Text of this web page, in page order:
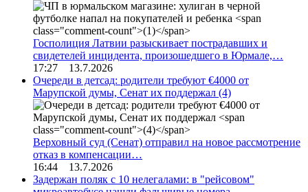
Госполиция Латвии разыскивает пострадавших и
свидетелей инцидента, произошедшего в Юрмале,…
17:27 13.7.2026
Очереди в детсад: родители требуют €4000 от
Марупской думы, Сенат их поддержал (4)
Верховный суд (Сенат) отправил на новое рассмотрение
отказ в компенсации…
16:44 13.7.2026
Задержан поляк с 10 нелегалами: в "рейсовом"